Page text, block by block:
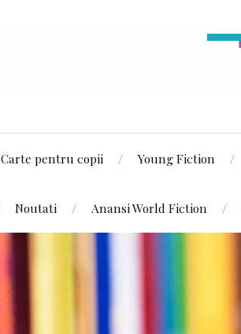
Carte pentru copii Young Fiction
Noutati Anansi World Fiction